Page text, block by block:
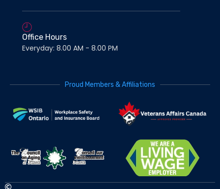
Office Hours
Everyday: 8.00 AM - 8.00 PM
Proud Members & Affiliations